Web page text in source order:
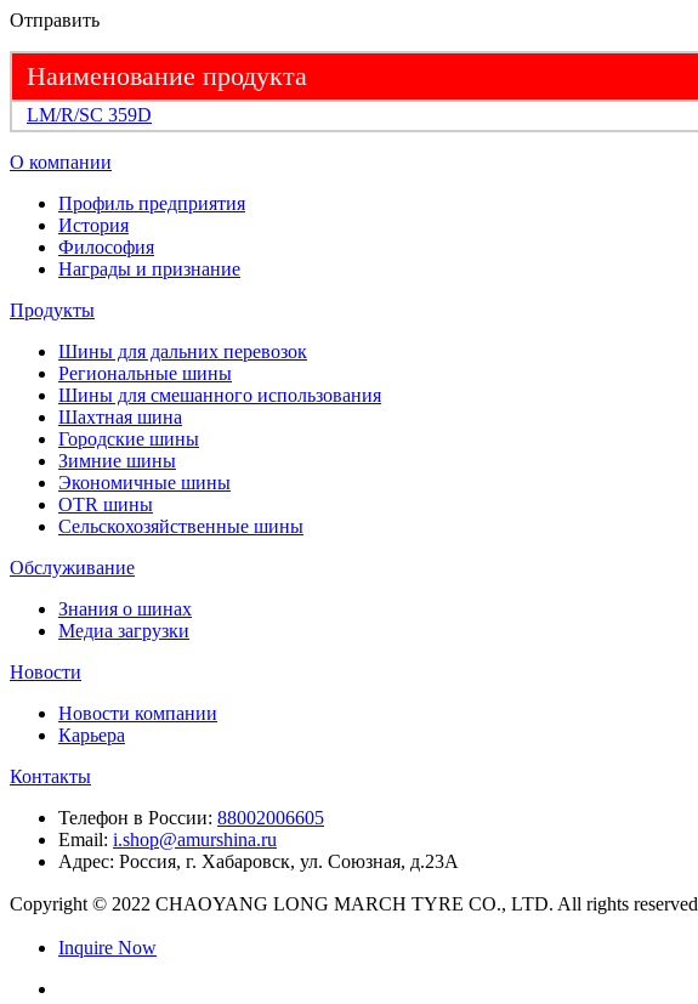
Отправить
Наименование продукта
LM/R/SC 359D
О компании
Профиль предприятия
История
Философия
Награды и признание
Продукты
Шины для дальних перевозок
Региональные шины
Шины для смешанного использования
Шахтная шина
Городские шины
Зимние шины
Экономичные шины
OTR шины
Сельскохозяйственные шины
Обслуживание
Знания о шинах
Медиа загрузки
Новости
Новости компании
Карьера
Контакты
Телефон в России: 88002006605
Email: i.shop@amurshina.ru
Адрес: Россия, г. Хабаровск, ул. Союзная, д.23А
Copyright © 2022 CHAOYANG LONG MARCH TYRE CO., LTD. All rights reserved
Inquire Now